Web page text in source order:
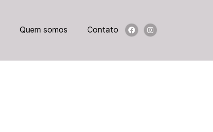
Quem somos Contato